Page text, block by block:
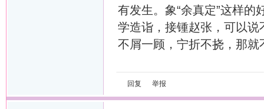
有发生。象“余真定”这样
学造诣，接锺赵张，可以
不屑一顾，宁折不挠，那
回复 举报